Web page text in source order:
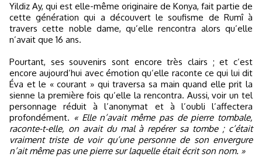
Yildiz Ay, qui est elle-même originaire de Konya, fait partie de
cette génération qui a découvert le soufisme de Rumî à
travers cette noble dame, qu’elle rencontra alors qu’elle
n’avait que 16 ans.
Pourtant, ses souvenirs sont encore très clairs ; et c’est
encore aujourd’hui avec émotion qu’elle raconte ce qui lui dit
Éva et le « courant » qui traversa sa main quand elle prit la
sienne la première fois qu’elle la rencontra. Aussi, voir un tel
personnage réduit à l’anonymat et à l’oubli l’affectera
profondément. « Elle n’avait même pas de pierre tombale,
raconte-t-elle, on avait du mal à repérer sa tombe ; c’était
vraiment triste de voir qu’une personne de son envergure
n’ait même pas une pierre sur laquelle était écrit son nom. »